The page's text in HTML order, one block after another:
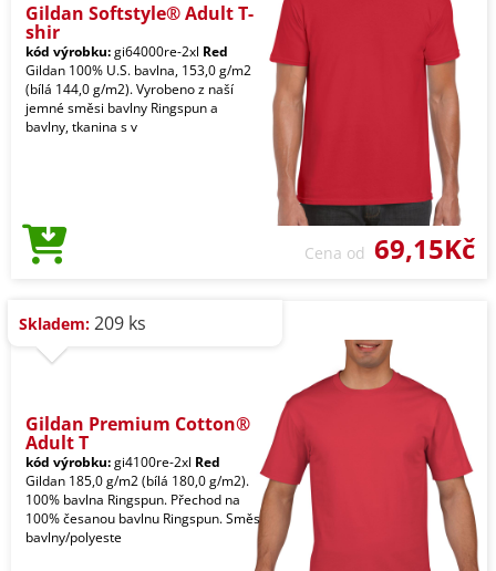
Gildan Softstyle® Adult T-
shir
kód výrobku:gi64000re-2xl Red
Gildan 100% U.S. bavlna, 153,0 g/m2
(bílá 144,0 g/m2). Vyrobeno z naší
jemné směsi bavlny Ringspun a
bavlny, tkanina s v
Cena od 69,15Kč
Skladem: 209 ks
Gildan Premium Cotton®
Adult T
kód výrobku:gi4100re-2xl Red
Gildan 185,0 g/m2 (bílá 180,0 g/m2).
100% bavlna Ringspun. Přechod na
100% česanou bavlnu Ringspun. Směs
bavlny/polyeste